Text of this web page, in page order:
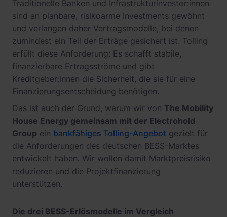
Traditionelle Banken und Infrastrukturinvestor:innen
sind an planbare, risikoarme Investments gewöhnt
und verlangen daher Vertragsmodelle, bei denen
zumindest ein Teil der Erträge gesichert ist. Tolling
erfüllt diese Anforderung: Es schafft stabile,
finanzierbare Ertragsströme und gibt
Kreditgeber:innen die Sicherheit, die sie für eine
Finanzierungsentscheidung benötigen.
Das ist auch der Grund, warum wir von The Mobility
House Energy gemeinsam mit der Electrohold
Group ein bankfähiges Tolling-Angebot gezielt für
die Anforderungen des deutschen BESS-Marktes
entwickelt haben. Wir wollen damit Marktpreisrisiko
reduzieren und die Projektfinanzierung
unterstützen.
Die drei BESS-Erlösmodelle im Vergleich